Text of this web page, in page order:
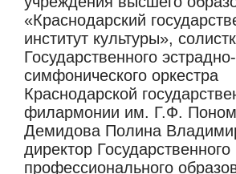
«Краснодарский
институт культуры»,
Государственного эстрадно-
симфонического оркестра
Краснодарской
филармонии им. Г.Ф.
Демидова Полина
директор
профессионального